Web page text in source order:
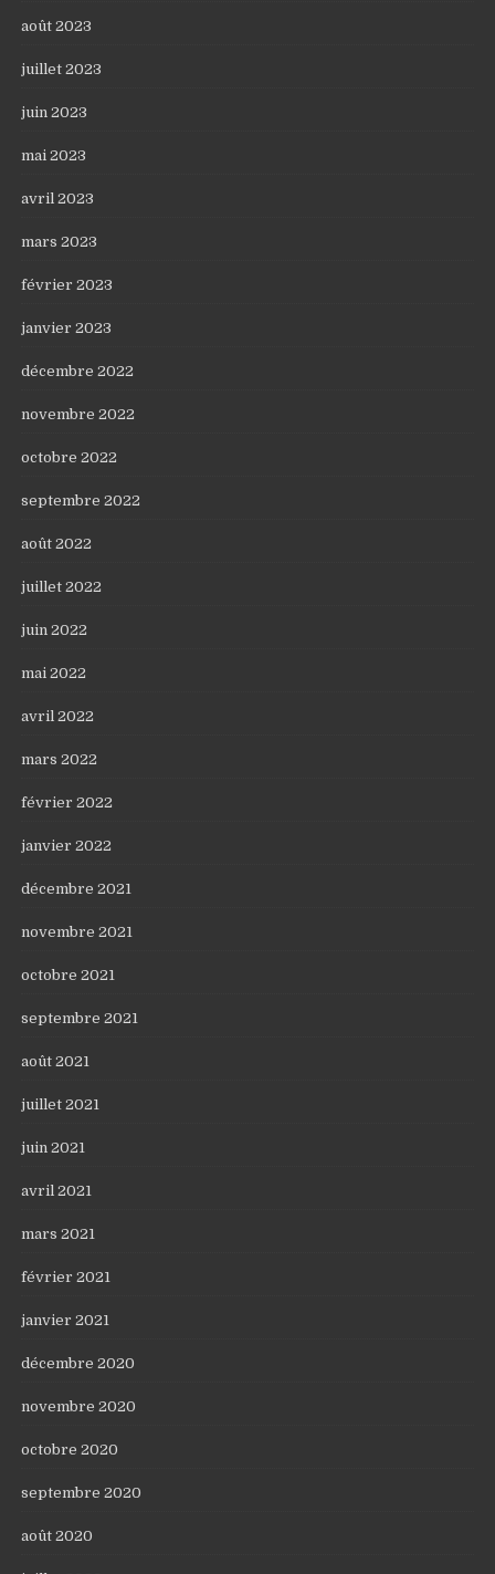
août 2023
juillet 2023
juin 2023
mai 2023
avril 2023
mars 2023
février 2023
janvier 2023
décembre 2022
novembre 2022
octobre 2022
septembre 2022
août 2022
juillet 2022
juin 2022
mai 2022
avril 2022
mars 2022
février 2022
janvier 2022
décembre 2021
novembre 2021
octobre 2021
septembre 2021
août 2021
juillet 2021
juin 2021
avril 2021
mars 2021
février 2021
janvier 2021
décembre 2020
novembre 2020
octobre 2020
septembre 2020
août 2020